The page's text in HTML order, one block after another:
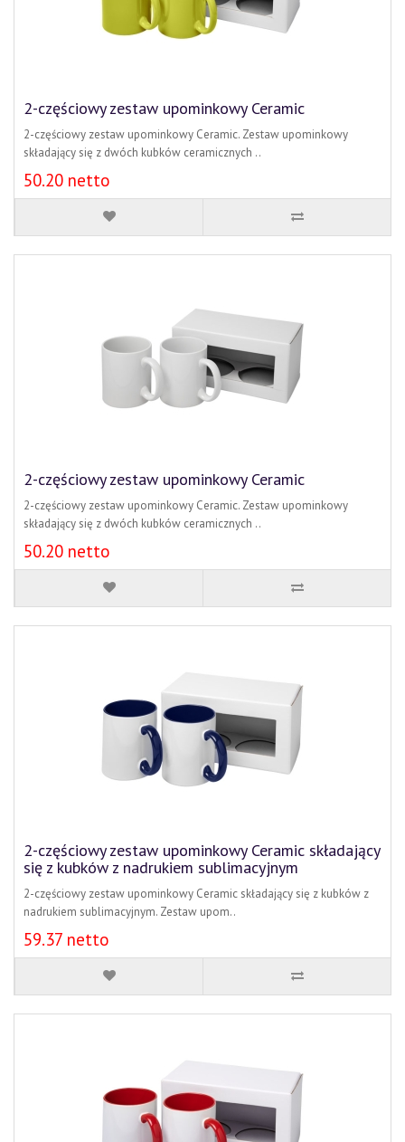
2-częściowy zestaw upominkowy Ceramic
2-częściowy zestaw upominkowy Ceramic. Zestaw upominkowy
składający się z dwóch kubków ceramicznych ..
50.20 netto
2-częściowy zestaw upominkowy Ceramic
2-częściowy zestaw upominkowy Ceramic. Zestaw upominkowy
składający się z dwóch kubków ceramicznych ..
50.20 netto
2-częściowy zestaw upominkowy Ceramic składający
się z kubków z nadrukiem sublimacyjnym
2-częściowy zestaw upominkowy Ceramic składający się z kubków z
nadrukiem sublimacyjnym. Zestaw upom..
59.37 netto